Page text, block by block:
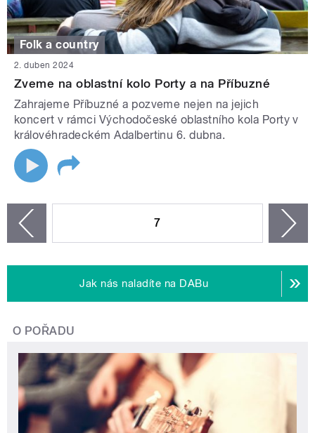
Folk a country
2. duben 2024
Zveme na oblastní kolo Porty a na Příbuzné
Zahrajeme Příbuzné a pozveme nejen na jejich
koncert v rámci Východočeské oblastního kola Porty v
královéhradeckém Adalbertinu 6. dubna.
7
Jak nás naladíte na DABu
O POŘADU